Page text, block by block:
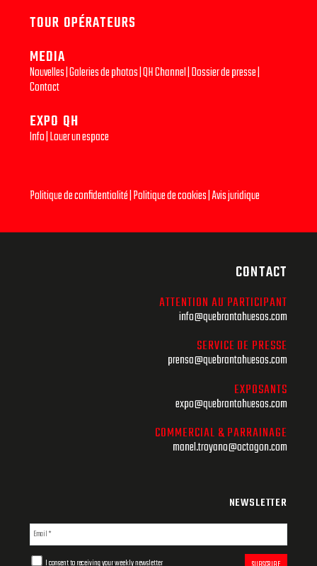
TOUR OPÉRATEURS
MEDIA
Nouvelles|Galeries de photos|QH Channel|Dossier de presse|
Contact
EXPO QH
Info|Louer un espace
Politique de confidentialité|Politique de cookies|Avis juridique
CONTACT
ATTENTION AU PARTICIPANT
info@quebrantahuesos.com
SERVICE DE PRESSE
prensa@quebrantahuesos.com
EXPOSANTS
expo@quebrantahuesos.com
COMMERCIAL & PARRAINAGE
manel.troyano@octagon.com
NEWSLETTER
I consent to receiving your weekly newsletter